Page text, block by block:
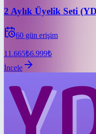
2 Aylık Üyelik Seti
60 gün erişim
11.665₺6.999₺
İncele